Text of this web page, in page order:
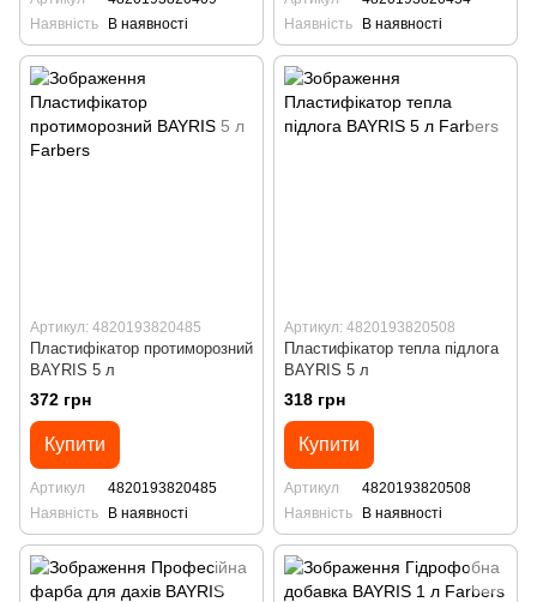
Наявність
В наявності
Наявність
В наявності
Артикул: 4820193820485
Пластифікатор протиморозний
BAYRIS 5 л
372 грн
Купити
Артикул
4820193820485
Наявність
В наявності
Артикул: 4820193820508
Пластифікатор тепла підлога
BAYRIS 5 л
318 грн
Купити
Артикул
4820193820508
Наявність
В наявності